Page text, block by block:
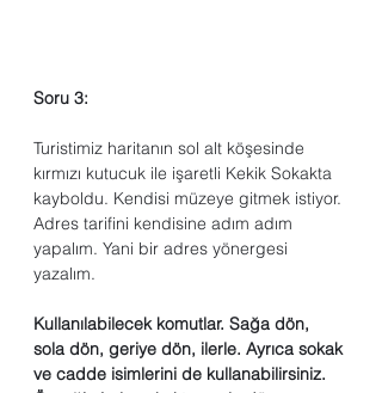
Soru 3:
Turistimiz haritanın sol alt köşesinde
kırmızı kutucuk ile işaretli Kekik Sokakta
kayboldu. Kendisi müzeye gitmek istiyor.
Adres tarifini kendisine adım adım
yapalım. Yani bir adres yönergesi
yazalım.
Kullanılabilecek komutlar. Sağa dön,
sola dön, geriye dön, ilerle. Ayrıca sokak
ve cadde isimlerini de kullanabilirsiniz.